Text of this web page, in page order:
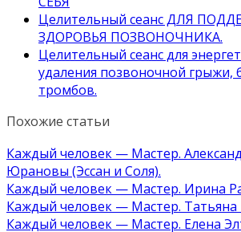
Целительный сеанс ДЛЯ
ЗДОРОВЬЯ ПОЗВОНОЧНИКА.
Целительный сеанс для
удаления позвоночной грыжи,
тромбов.
Похожие статьи
Каждый человек — Мастер.
Юрановы (Эссан и Соля).
Каждый человек — Мастер. Ирина
Каждый человек — Мастер. Татьяна
Каждый человек — Мастер. Елена